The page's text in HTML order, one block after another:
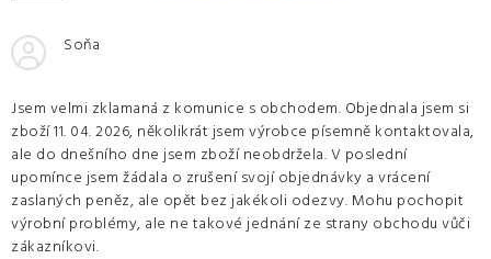
Soňa
Jsem velmi zklamaná z komunice s obchodem. Objednala jsem si
zboží 11. 04. 2026, několikrát jsem výrobce písemně kontaktovala,
ale do dnešního dne jsem zboží neobdržela. V poslední
upomínce jsem žádala o zrušení svojí objednávky a vrácení
zaslaných peněz, ale opět bez jakékoli odezvy. Mohu pochopit
výrobní problémy, ale ne takové jednání ze strany obchodu vůči
zákazníkovi.